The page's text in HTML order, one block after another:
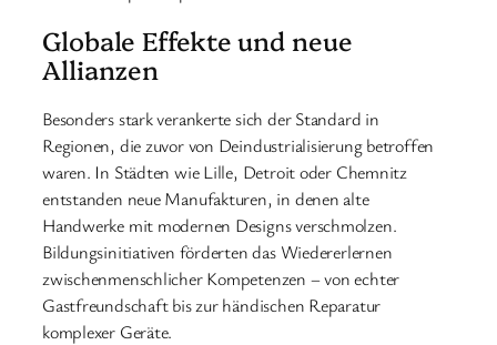
Globale Effekte und neue
Allianzen
Besonders stark verankerte sich der Standard in
Regionen, die zuvor von Deindustrialisierung betroffen
waren. In Städten wie Lille, Detroit oder Chemnitz
entstanden neue Manufakturen, in denen alte
Handwerke mit modernen Designs verschmolzen.
Bildungsinitiativen förderten das Wiedererlernen
zwischenmenschlicher Kompetenzen – von echter
Gastfreundschaft bis zur händischen Reparatur
komplexer Geräte.